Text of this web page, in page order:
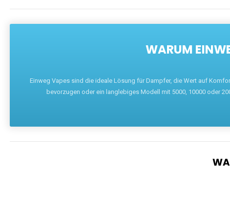
WARUM
Einweg Vapes sind die ideale Lösung für Dampfer, die Wert auf
bevorzugen oder ein langlebiges Modell mit 5000, 10000 oder